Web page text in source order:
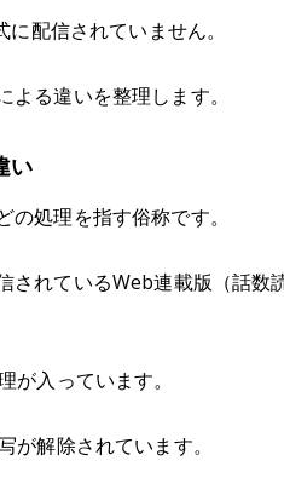
配信されていません。
る違いを整理します。
い
処理を指す俗称です。
されているWeb連載版（話
入っています。
解除されています。